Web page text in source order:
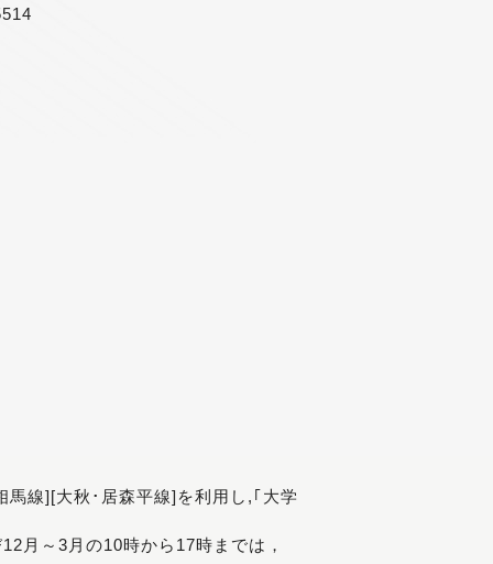
線][大秋･居森平線]を利用し,｢大学
月～3月の10時から17時までは，